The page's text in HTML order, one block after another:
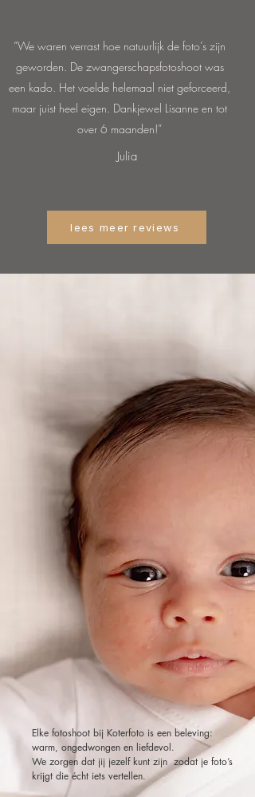
“We waren verrast hoe natuurlijk de foto’s zijn
geworden. De zwangerschapsfotoshoot was
een kado. Het voelde helemaal niet geforceerd,
maar juist heel eigen. Dankjewel Lisanne en tot
over 6 maanden!”
Julia
lees meer reviews
Elke fotoshoot bij Koterfoto is een beleving:
warm, ongedwongen en liefdevol.
We zorgen dat jij jezelf kunt zijn zodat je foto’s
krijgt die écht iets vertellen.